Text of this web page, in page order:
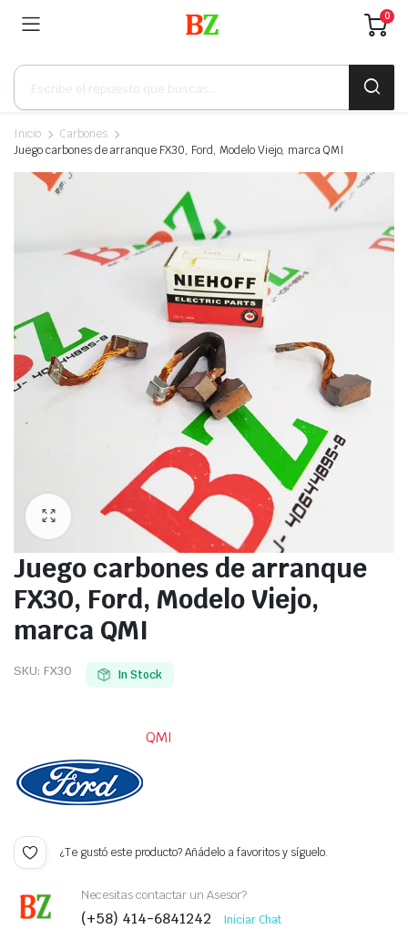
0
Búsqueda
productos
Inicio
Carbones
Juego carbones de arranque FX30, Ford, Modelo Viejo, marca QMI
Juego carbones de arranque
FX30, Ford, Modelo Viejo,
marca QMI
SKU: FX30 In Stock
QMI
¿Te gustó este producto? Añádelo a favoritos y síguelo.
Necesitas contactar un Asesor?
(+58) 414-6841242 Iniciar Chat